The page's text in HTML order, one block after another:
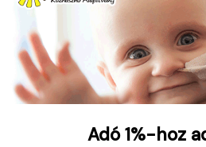
Adó 1%-hoz